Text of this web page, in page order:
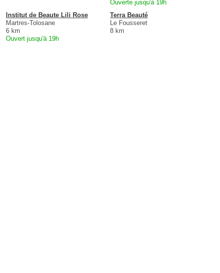
Ouverte jusqu'à 19h
Institut de Beaute Lili Rose
Martres-Tolosane
6 km
Ouvert jusqu'à 19h
Terra Beauté
Le Fousseret
8 km